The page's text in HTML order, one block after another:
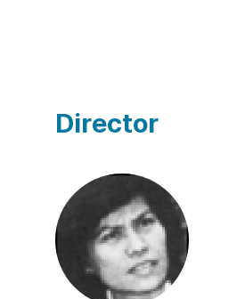
Director